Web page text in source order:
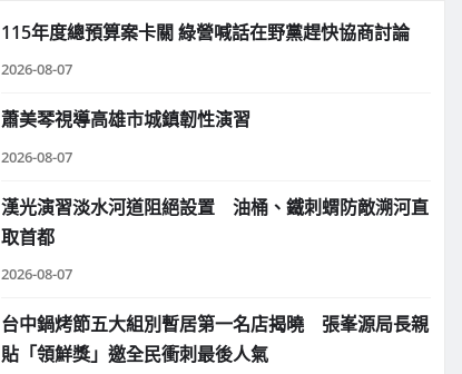
115年度總預算案卡關 綠營喊話在野黨趕快協商討論
2026-08-07
蕭美琴視導高雄市城鎮韌性演習
2026-08-07
漢光演習淡水河道阻絕設置 油桶、鐵刺蝟防敵溯河直
取首都
2026-08-07
台中鍋烤節五大組別暫居第一名店揭曉 張峯源局長親
貼「領鮮獎」邀全民衝刺最後人氣